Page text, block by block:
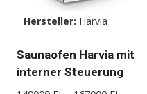
Hersteller: Harvia
Saunaofen Harvia mit
interner Steuerung